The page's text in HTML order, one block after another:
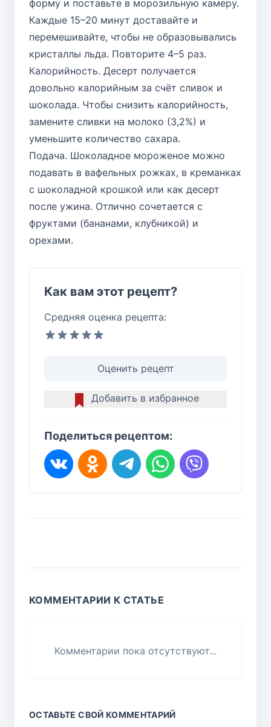
форму и поставьте в морозильную камеру.
Каждые 15–20 минут доставайте и
перемешивайте, чтобы не образовывались
кристаллы льда. Повторите 4–5 раз.
Калорийность. Десерт получается
довольно калорийным за счёт сливок и
шоколада. Чтобы снизить калорийность,
замените сливки на молоко (3,2%) и
уменьшите количество сахара.
Подача. Шоколадное мороженое можно
подавать в вафельных рожках, в креманках
с шоколадной крошкой или как десерт
после ужина. Отлично сочетается с
фруктами (бананами, клубникой) и
орехами.
Как вам этот рецепт?
Средняя оценка рецепта:
Оценить рецепт
Добавить в избранное
Поделиться рецептом:
КОММЕНТАРИИ К СТАТЬЕ
Комментарии пока отсутствуют...
ОСТАВЬТЕ СВОЙ КОММЕНТАРИЙ